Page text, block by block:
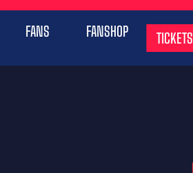
FANS FANSHOP TICKETS